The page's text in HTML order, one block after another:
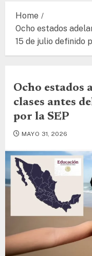
Home
Ocho estados
15 de julio definido
Ocho estados
clases antes
por la SEP
MAYO 31, 2026